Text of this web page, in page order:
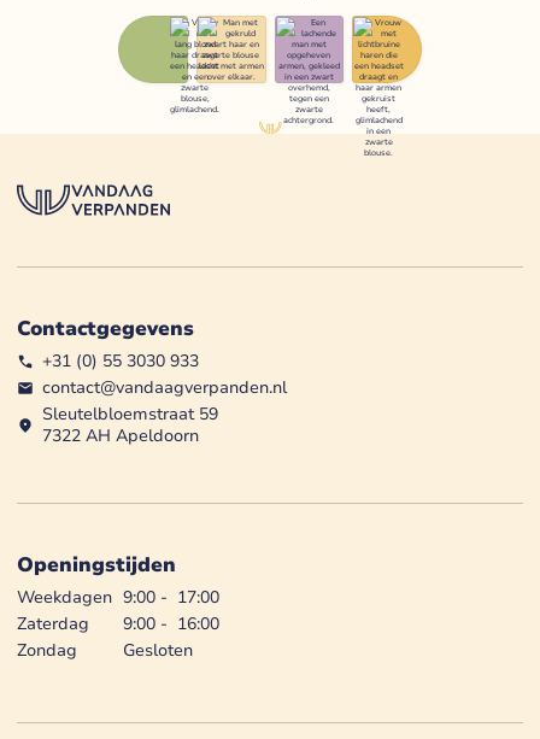
Contactgegevens
+31 (0) 55 3030 933
contact@vandaagverpanden.nl
Sleutelbloemstraat 59
7322 AH Apeldoorn
Openingstijden
Weekdagen 9:00 - 17:00
Zaterdag
9:00 - 16:00
Zondag
Gesloten